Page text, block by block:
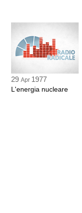
29 Apr 1977
L'energia nucleare